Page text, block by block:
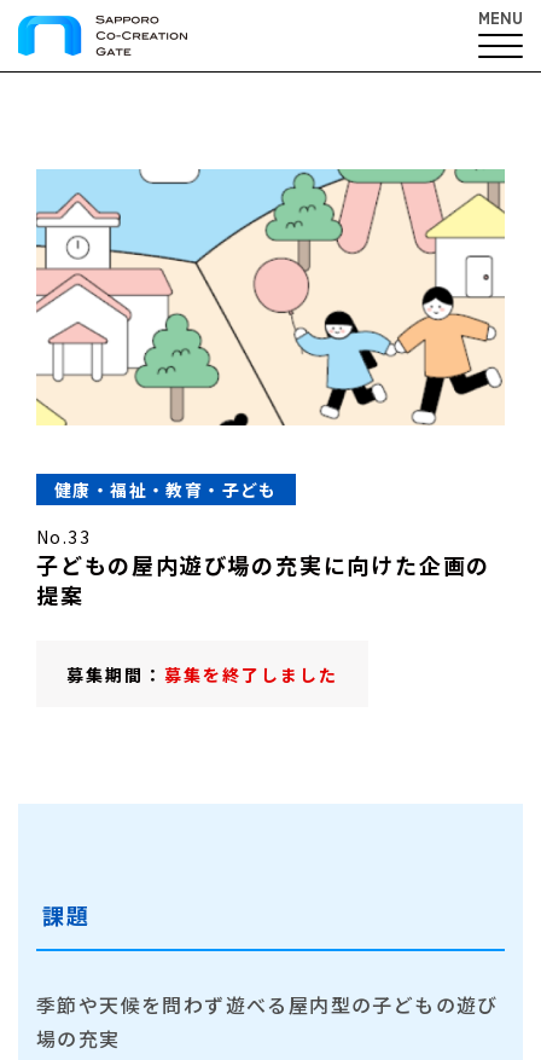
MENU
健康・福祉・教育・子ども
No.33
子どもの屋内遊び場の充実に向けた企画の
提案
募集期間： 募集を終了しました
課題
季節や天候を問わず遊べる屋内型の子どもの遊び
場の充実